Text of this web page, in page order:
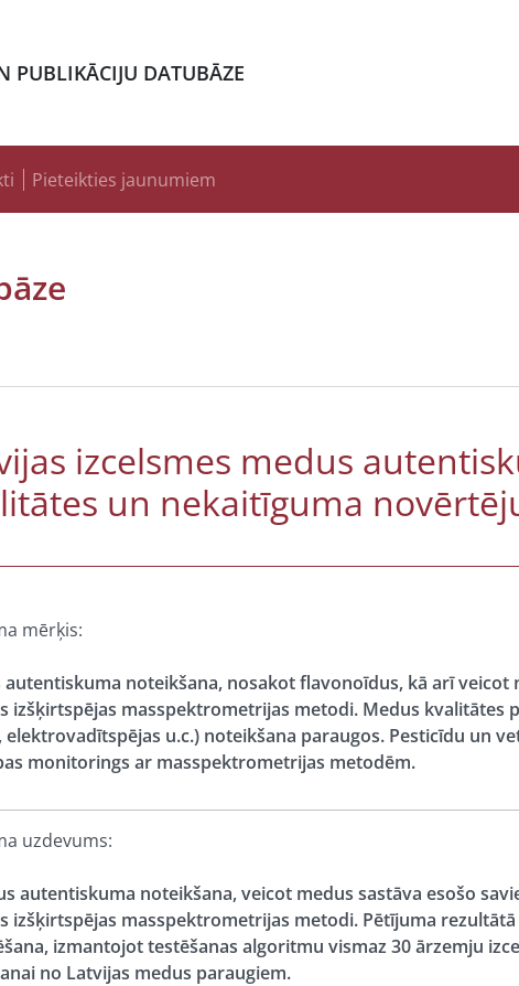
PUBLIKĀCIJU DATUBĀZE
Pieteikties jaunumiem
izcelsmes medus
un nekaitīguma
mērķis:
autentiskuma noteikšana, nosakot flavonoīdus, kā arī
izšķirtspējas masspektrometrijas metodi. Medus kvalitātes
elektrovadītspējas u.c.) noteikšana paraugos. Pesticīdu un
monitorings ar masspektrometrijas metodēm.
uzdevums:
autentiskuma noteikšana, veicot medus sastāva esošo
izšķirtspējas masspektrometrijas metodi. Pētījuma
izmantojot testēšanas algoritmu vismaz 30 ārzemju
no Latvijas medus paraugiem.